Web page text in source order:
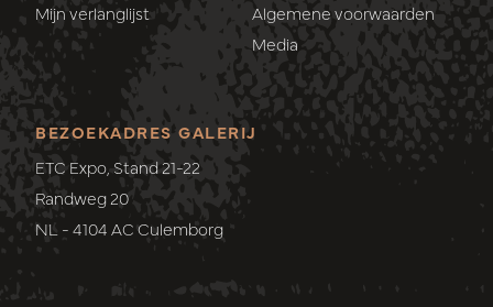
Mijn verlanglijst
Algemene voorwaarden
Media
BEZOEKADRES GALERIJ
ETC Expo, Stand 21-22
Randweg 20
NL - 4104 AC Culemborg